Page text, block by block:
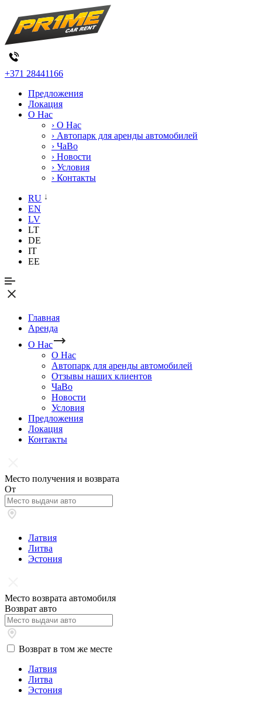
+371 28441166
Предложения
Локация
О Нас
› О Нас
› Автопарк для аренды автомобилей
› ЧаВо
› Новости
› Условия
› Контакты
RU
EN
LV
LT
DE
IT
EE
Главная
Аренда
О Нас
О Нас
Автопарк для аренды автомобилей
Отзывы наших клиентов
ЧаВо
Новости
Условия
Предложения
Локация
Контакты
Место получения и возврата
От
Латвия
Литва
Эстония
Место возврата автомобиля
Возврат авто
Возврат в том же месте
Латвия
Литва
Эстония